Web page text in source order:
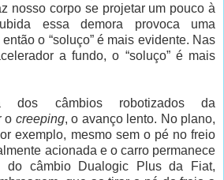
nosso corpo se projetar um pouco à
essa demora provoca uma
o “soluço” é mais evidente. Nas
a fundo, o “soluço” é mais
dos câmbios robotizados da
o creeping, o avanço lento. No plano,
exemplo, mesmo sem o pé no freio
acionada e o carro permanece
do câmbio Dualogic Plus da Fiat,